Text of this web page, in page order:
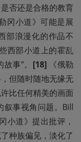
否还是合格的教育
冈小道》可能是展
部浪漫化的作品不
西部小道上的霍乱
事”。 [18]
《俄勒
但随时随地无缘无
比任何精美的画面
叙事视角问题。Bill
小道》提出批评，
种族偏见，淡化了